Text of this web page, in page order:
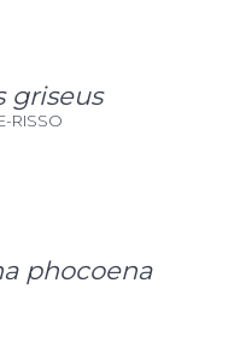
griseus
RISSO
phocoena